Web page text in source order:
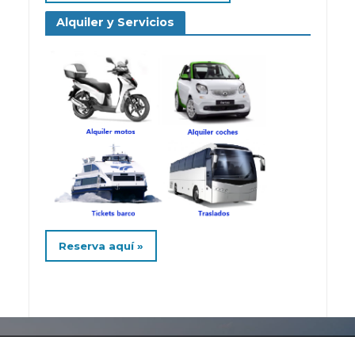
Alquiler y Servicios
Reserva aquí »